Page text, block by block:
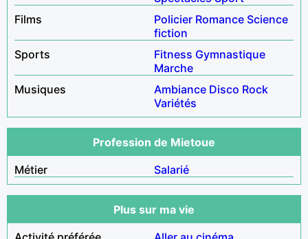
Films
Policier Romance Science
fiction
Sports
Fitness Gymnastique
Marche
Musiques
Ambiance Disco Rock
Variétés
Profession de Mietoue
Métier
Salarié
Plus sur ma vie